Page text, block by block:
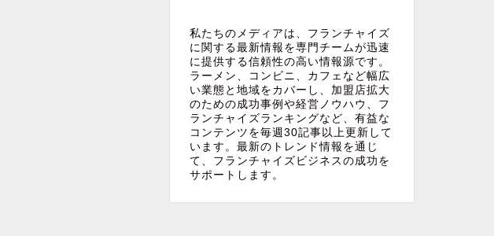
私たちのメディアは、フランチャイズ
に関する最新情報を専門チームが迅速
に提供する信頼性の高い情報源です。
ラーメン、コンビニ、カフェなど幅広
い業態と地域をカバーし、加盟店拡大
のための成功事例や経営ノウハウ、フ
ランチャイズランキングなど、有益な
コンテンツを毎週30記事以上更新して
います。最新のトレンド情報を通じ
て、フランチャイズビジネスの成功を
サポートします。